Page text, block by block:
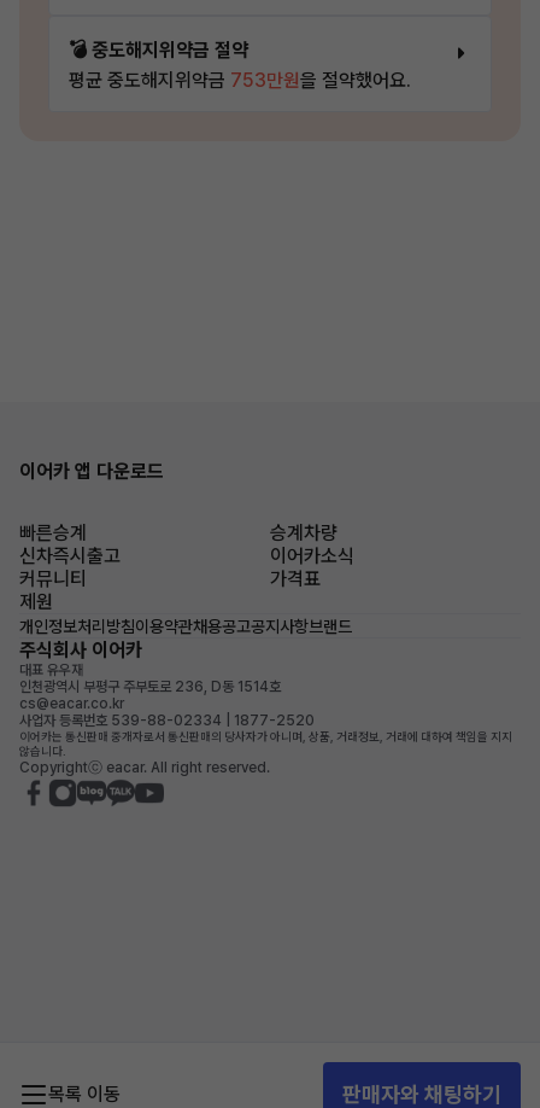
목록 이동 판매자와 채팅하기
💣 중도해지위약금 절약
평균 중도해지위약금 753만원을 절약했어요.
이어카 앱 다운로드
빠른승계
승계차량
신차즉시출고
이어카소식
커뮤니티
가격표
제원
개인정보처리방침이용약관채용공고공지사항브랜드
주식회사 이어카
대표 유우재
인천광역시 부평구 주부토로 236, D동 1514호
cs@eacar.co.kr
사업자 등록번호 539-88-02334 | 1877-2520
이어카는 통신판매 중개자로서 통신판매의 당사자가 아니며, 상품, 거래정보, 거래에 대하여 책임을 지지
않습니다.
Copyrightⓒ eacar. All right reserved.